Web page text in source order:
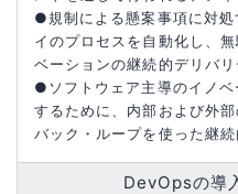
●規制による懸案事項に対処
イのプロセスを自動化し、
ベーションの継続的デリバリ
●ソフトウェア主導のイノ
するために、内部および外
バック・ループを使った継続
DevOpsの導